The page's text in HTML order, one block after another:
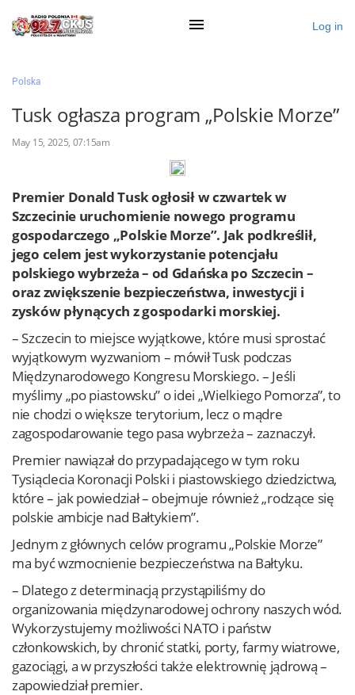
Ogłoś się
Zaloguj przez Clascal
Log in
Polska
Tusk ogłasza program „Polskie Morze”
May 15, 2025, 07:15am
Premier Donald Tusk ogłosił w czwartek w
Szczecinie uruchomienie nowego programu
gospodarczego „Polskie Morze”. Jak podkreślił,
jego celem jest wykorzystanie potencjału
polskiego wybrzeża – od Gdańska po Szczecin –
oraz zwiększenie bezpieczeństwa, inwestycji i
zysków płynących z gospodarki morskiej.
– Szczecin to miejsce wyjątkowe, które musi sprostać
wyjątkowym wyzwaniom – mówił Tusk podczas
Międzynarodowego Kongresu Morskiego. – Jeśli
myślimy „po piastowsku” o idei „Wielkiego Pomorza”, to
nie chodzi o większe terytorium, lecz o mądre
zagospodarowanie tego pasa wybrzeża – zaznaczył.
Premier nawiązał do przypadającego w tym roku
Tysiąclecia Koronacji Polski i piastowskiego dziedzictwa,
które – jak powiedział – obejmuje również „rodzące się
polskie ambicje nad Bałtykiem”.
Jednym z głównych celów programu „Polskie Morze”
ma być wzmocnienie bezpieczeństwa na Bałtyku.
– Dlatego z determinacją przystąpiliśmy do
organizowania międzynarodowej ochrony naszych wód.
Wykorzystujemy możliwości NATO i państw
członkowskich, by chronić statki, porty, farmy wiatrowe,
gazociągi, a w przyszłości także elektrownię jądrową –
zapowiedział premier.